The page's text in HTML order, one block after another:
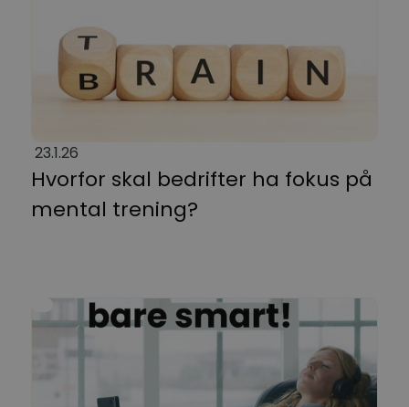
23.1.26
Hvorfor skal bedrifter ha fokus på
mental trening?